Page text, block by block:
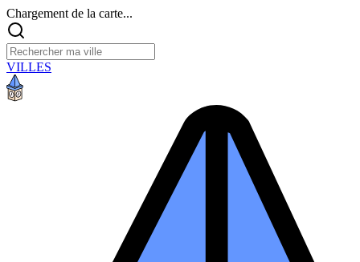
Chargement de la carte...
VILLES